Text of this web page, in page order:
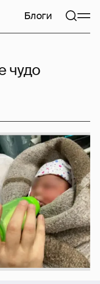
Блоги
чудо